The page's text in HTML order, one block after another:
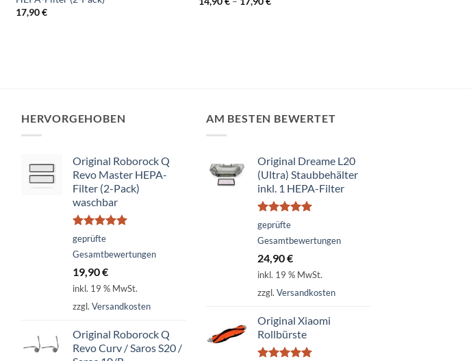
17,90€
HERVORGEHOBEN
Original Roborock Q
Revo Master HEPA-
Filter (2-Pack)
waschbar
Bewertet
mit
von 5
geprüfte
Gesamtbewertungen
19,90€
inkl. 19 % MwSt.
zzgl. Versandkosten
Original Roborock Q
Revo Curv / Saros S20 /
AM BESTEN BEWERTET
Original Dreame L20
(Ultra) Staubbehälter
inkl. 1 HEPA-Filter
Bewertet
mit
von 5
geprüfte
Gesamtbewertungen
24,90€
inkl. 19 % MwSt.
zzgl. Versandkosten
Original Xiaomi
Rollbürste